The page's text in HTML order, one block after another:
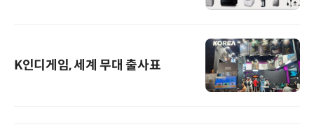
K인디게임, 세계 무대 출사표